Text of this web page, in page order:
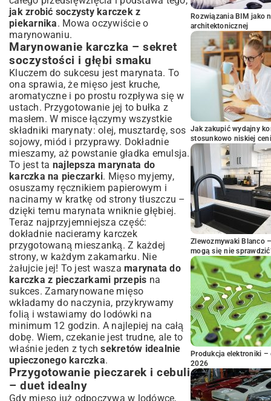
jak zrobić soczysty karczek z
piekarnika. Mowa oczywiście o
marynowaniu.
Marynowanie karczka – sekret
soczystości i głębi smaku
Kluczem do sukcesu jest marynata. To
ona sprawia, że mięso jest kruche,
aromatyczne i po prostu rozpływa się w
ustach. Przygotowanie jej to bułka z
masłem. W misce łączymy wszystkie
składniki marynaty: olej, musztardę, sos
sojowy, miód i przyprawy. Dokładnie
mieszamy, aż powstanie gładka emulsja.
To jest ta najlepsza marynata do
karczka na pieczarki. Mięso myjemy,
osuszamy ręcznikiem papierowym i
nacinamy w kratkę od strony tłuszczu –
dzięki temu marynata wniknie głębiej.
Teraz najprzyjemniejsza część:
dokładnie nacieramy karczek
przygotowaną mieszanką. Z każdej
strony, w każdym zakamarku. Nie
żałujcie jej! To jest wasza marynata do
karczka z pieczarkami przepis na
sukces. Zamarynowane mięso
wkładamy do naczynia, przykrywamy
folią i wstawiamy do lodówki na
minimum 12 godzin. A najlepiej na całą
dobę. Wiem, czekanie jest trudne, ale to
właśnie jeden z tychsekretów idealnie
upieczonego karczka.
Przygotowanie pieczarek i cebuli
– duet idealny
Gdy mięso już odpoczywa w lodówce,
Rozwiązania BIM jako
architektonicznej
Jak zakupić wydajny
stosunkowo niskiej
Zlewozmywaki Blanco
mogą się nie
Produkcja elektroniki –
2026